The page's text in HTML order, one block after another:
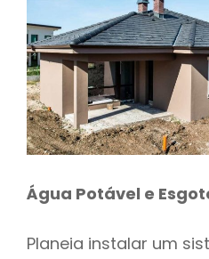
Água Potável e
Planeia instalar um